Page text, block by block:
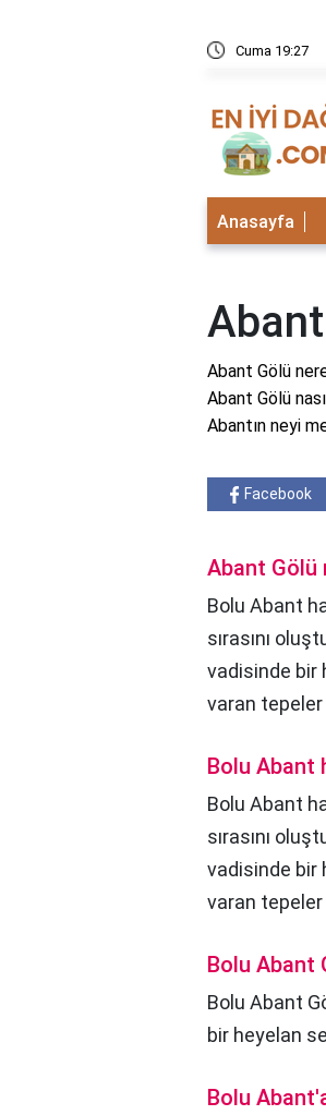
Cuma 19:27
Anasayfa
Abant Gölü
Abant Gölü
Abantın neyi
Facebook
Abant Gölü
Bolu Abant
sırasını
vadisinde bir
varan tepeler
Bolu Abant
Bolu Abant
sırasını
vadisinde bir
varan tepeler
Bolu Abant
Bolu Abant
bir heyelan
Bolu